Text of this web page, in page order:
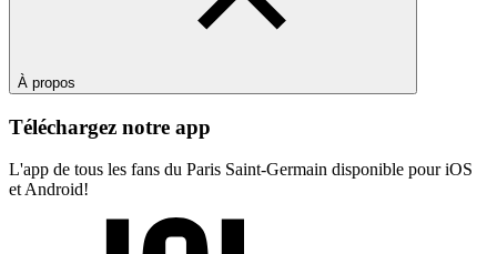
À propos
Téléchargez notre app
L'app de tous les fans du Paris Saint-Germain disponible pour iOS
et Android!